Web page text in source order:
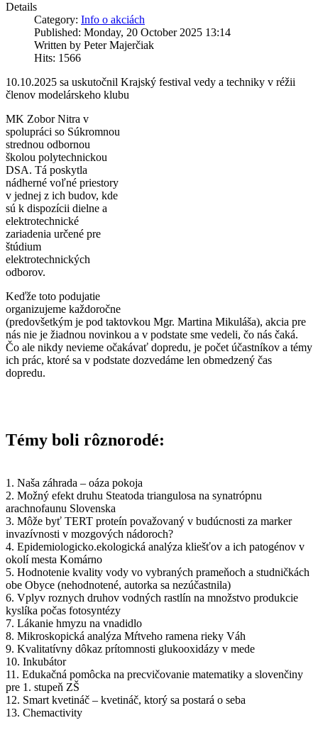
Details
Category: Info o akciách
Published: Monday, 20 October 2025 13:14
Written by Peter Majerčiak
Hits: 1566
10.10.2025 sa uskutočnil Krajský festival vedy a techniky v réžii
členov modelárskeho klubu
MK Zobor Nitra v
spolupráci so Súkromnou
strednou odbornou
školou polytechnickou
DSA. Tá poskytla
nádherné voľné priestory
v jednej z ich budov, kde
sú k dispozícii dielne a
elektrotechnické
zariadenia určené pre
štúdium
elektrotechnických
odborov.
Keďže toto podujatie
organizujeme každoročne
(predovšetkým je pod taktovkou Mgr. Martina Mikuláša), akcia pre
nás nie je žiadnou novinkou a v podstate sme vedeli, čo nás čaká.
Čo ale nikdy nevieme očakávať dopredu, je počet účastníkov a témy
ich prác, ktoré sa v podstate dozvedáme len obmedzený čas
dopredu.
Témy boli rôznorodé:
1. Naša záhrada – oáza pokoja
2. Možný efekt druhu Steatoda triangulosa na synatrópnu
arachnofaunu Slovenska
3. Môže byť TERT proteín považovaný v budúcnosti za marker
invazívnosti v mozgových nádoroch?
4. Epidemiologicko.ekologická analýza kliešťov a ich patogénov v
okolí mesta Komárno
5. Hodnotenie kvality vody vo vybraných prameňoch a studničkách
obe Obyce (nehodnotené, autorka sa nezúčastnila)
6. Vplyv roznych druhov vodných rastlín na množstvo produkcie
kyslíka počas fotosyntézy
7. Lákanie hmyzu na vnadidlo
8. Mikroskopická analýza Mŕtveho ramena rieky Váh
9. Kvalitatívny dôkaz prítomnosti glukooxidázy v mede
10. Inkubátor
11. Edukačná pomôcka na precvičovanie matematiky a slovenčiny
pre 1. stupeň ZŠ
12. Smart kvetináč – kvetináč, ktorý sa postará o seba
13. Chemactivity